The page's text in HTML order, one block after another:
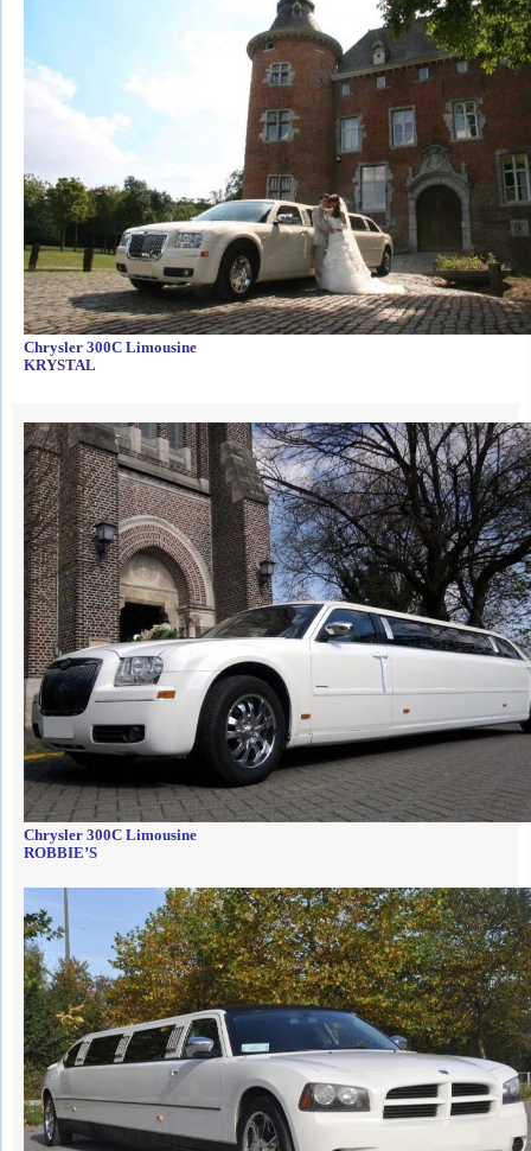
Chrysler 300C Limousine
KRYSTAL
Chrysler 300C Limousine
ROBBIE’S